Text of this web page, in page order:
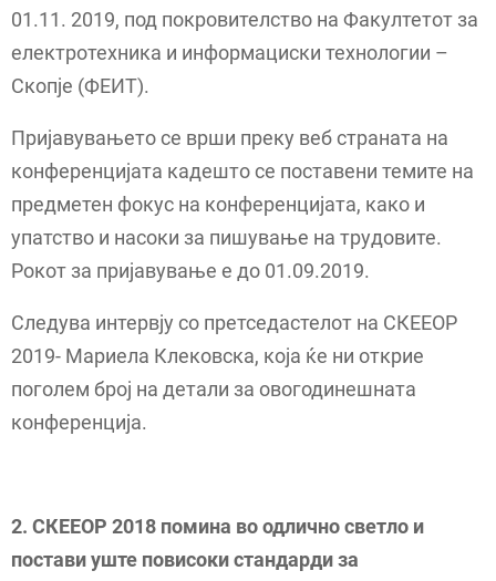
01.11. 2019, под покровителство на Факултетот за
електротехника и информациски технологии –
Скопје (ФЕИТ).
Пријавувањето се врши преку веб страната на
конференцијата кадешто се поставени темите на
предметен фокус на конференцијата, како и
упатство и насоки за пишување на трудовите.
Рокот за пријавување е до 01.09.2019.
Следува интервју со претседастелот на СКЕЕОР
2019- Мариела Клековска, која ќе ни открие
поголем број на детали за овогодинешната
конференција.
2. СКЕЕОР 2018 помина во одлично светло и
постави уште повисоки стандарди за